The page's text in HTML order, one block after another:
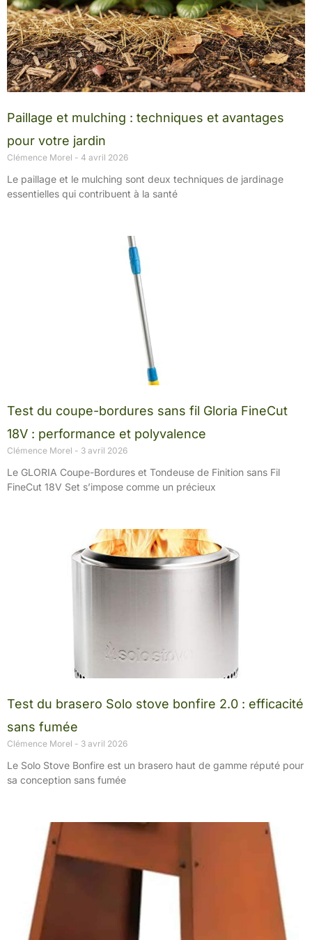
Paillage et mulching : techniques et avantages
pour votre jardin
Clémence Morel 4 avril 2026
Le paillage et le mulching sont deux techniques de jardinage
essentielles qui contribuent à la santé
Test du coupe-bordures sans fil Gloria FineCut
18V : performance et polyvalence
Clémence Morel 3 avril 2026
Le GLORIA Coupe-Bordures et Tondeuse de Finition sans Fil
FineCut 18V Set s’impose comme un précieux
Test du brasero Solo stove bonfire 2.0 : efficacité
sans fumée
Clémence Morel 3 avril 2026
Le Solo Stove Bonfire est un brasero haut de gamme réputé pour
sa conception sans fumée